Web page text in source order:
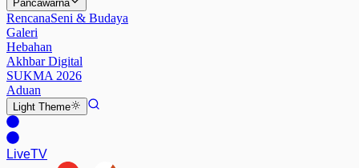
Pancawarna
RencanaSeni & Budaya
Galeri
Hebahan
Akhbar Digital
SUKMA 2026
Aduan
Light Theme
LiveTV